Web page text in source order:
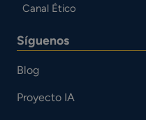
Canal Ético
Síguenos
Blog
Proyecto IA